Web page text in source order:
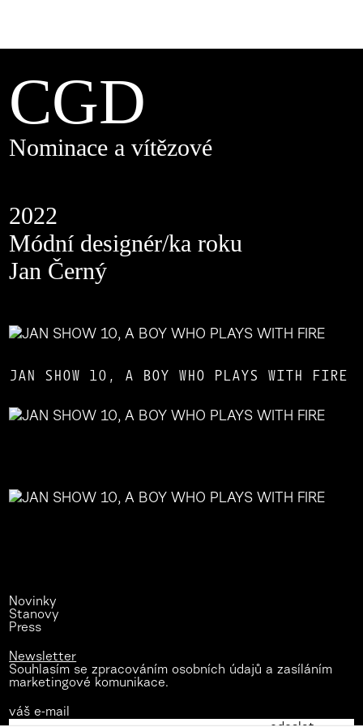
CGD
Nominace a vítězové
2022
Módní designér/ka roku
Jan Černý
JAN SHOW 10, A BOY WHO PLAYS WITH FIRE
Novinky
Stanovy
Press
Newsletter
Souhlasím se zpracováním osobních údajů a zasíláním
marketingové komunikace.
váš e-mail